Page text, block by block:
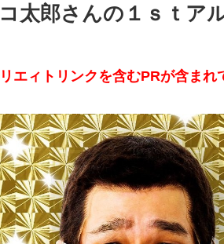
太郎さんの１ｓｔア
ィトリンクを含むPRが含まれ